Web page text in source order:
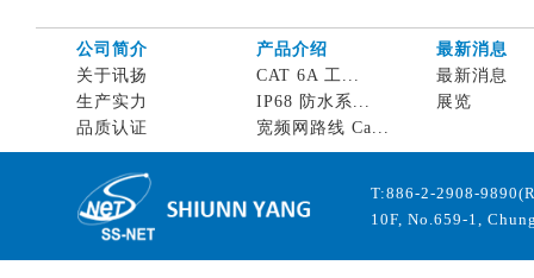
公司简介 产品介绍
最新消息
关于讯扬
生产实力
品质认证
CAT 6A 工...
IP68 防水系...
宽频网路线 Ca...
最新消息
展览
T:886-2-2908-
10F, No.659-1,